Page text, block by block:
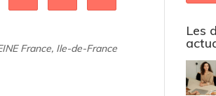
France, Ile-de-France
Les